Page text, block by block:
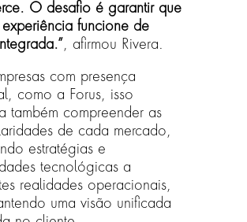
O desafio é garantir que
funcione de
, afirmou Rivera.
com presença
como a Forus, isso
também compreender as
de cada mercado,
estratégias e
tecnológicas a
realidades operacionais,
uma visão unificada